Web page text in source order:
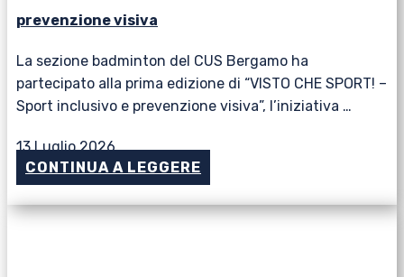
prevenzione visiva
La sezione badminton del CUS Bergamo ha
partecipato alla prima edizione di “VISTO CHE SPORT! –
Sport inclusivo e prevenzione visiva”, l’iniziativa …
13 Luglio 2026
CONTINUA A LEGGERE